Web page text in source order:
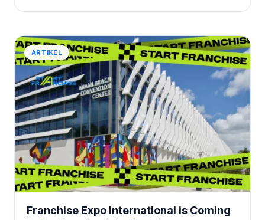
ARTIKEL
Franchise Expo International is Coming